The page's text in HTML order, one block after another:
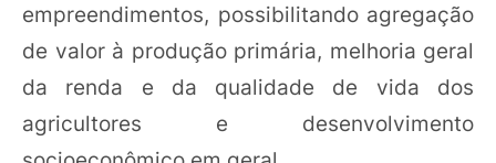
empreendimentos, possibilitando agregação
de valor à produção primária, melhoria geral
da renda e da qualidade de vida dos
agricultores e desenvolvimento